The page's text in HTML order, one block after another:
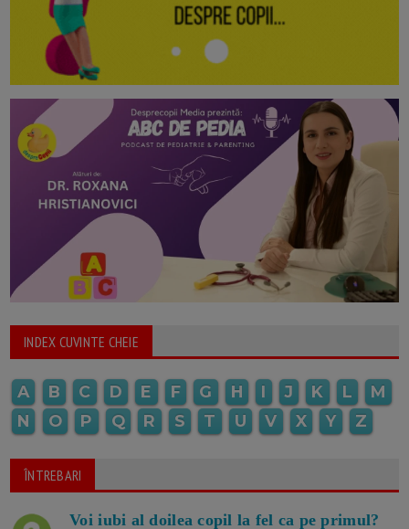
INDEX CUVINTE CHEIE
A B C D E F G H I J K L
M
N
O P Q R S T U V X Y Z
ÎNTREBARI
Voi iubi al doilea copil la fel ca pe primul?